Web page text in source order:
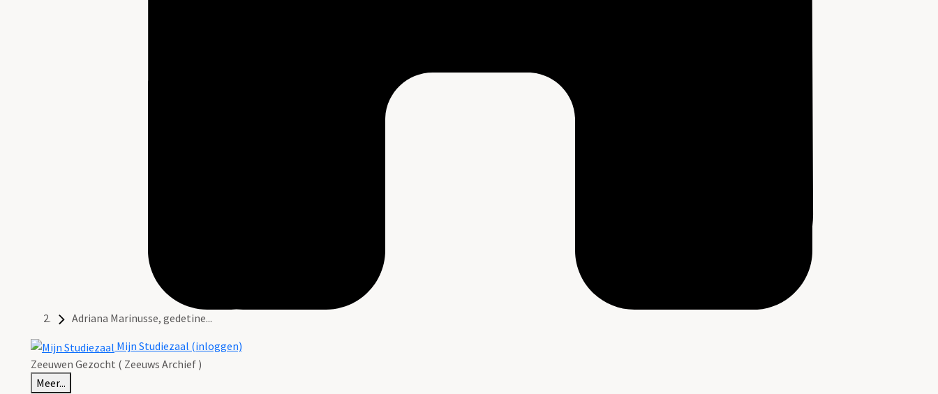
Adriana Marinusse, gedetine...
Mijn Studiezaal (inloggen)
Zeeuwen Gezocht ( Zeeuws Archief )
Meer...